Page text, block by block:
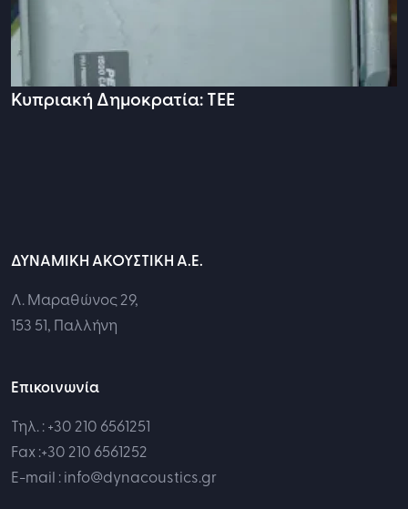
Κυπριακή Δημοκρατία: ΤΕΕ
ΔΥΝΑΜΙΚΗ ΑΚΟΥΣΤΙΚΗ Α.Ε.
Λ. Μαραθώνος 29,
153 51, Παλλήνη
Επικοινωνία
Τηλ. : +30 210 6561251
Fax :+30 210 6561252
E-mail : info@dynacoustics.gr